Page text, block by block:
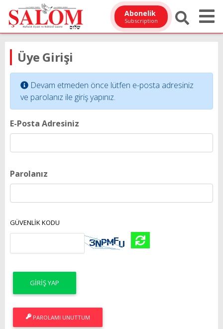
Abonelik
Subscription
Üye Girişi
Devam etmeden önce lütfen e-posta adresiniz
ve parolanız ile giriş yapınız.
E-Posta Adresiniz
Parolanız
GÜVENLİK KODU
PAROLAMI UNUTTUM